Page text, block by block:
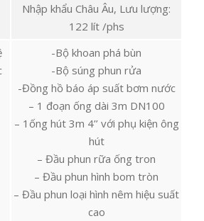
Nhập khẩu Châu Âu, Lưu lượng:
122 lít /phs
-Bộ khoan phá bùn
-Bộ súng phun rửa
-Đồng hồ báo áp suất bơm nước
– 1 đoạn ống dài 3m DN100
– 1ống hút 3m 4’’ với phụ kiện ông
hút
– Đầu phun rữa ống tron
– Đầu phun hình bom tròn
– Đầu phun loại hình nêm hiệu suất
cao